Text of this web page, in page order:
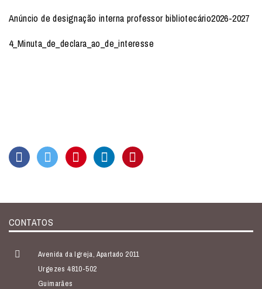
Anúncio de designação interna professor bibliotecário2026-2027
4_Minuta_de_declara_ao_de_interesse
CONTATOS
Avenida da Igreja, Apartado 2011
Urgezes 4810-502
Guimarães